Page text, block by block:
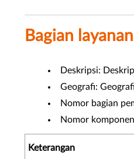
Bagian layanan
Deskripsi:
Geografi:
Nomor bagian
Nomor
Keterangan